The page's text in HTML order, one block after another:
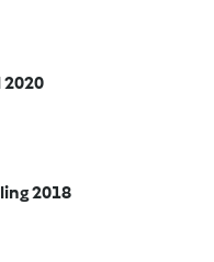
2020
2018